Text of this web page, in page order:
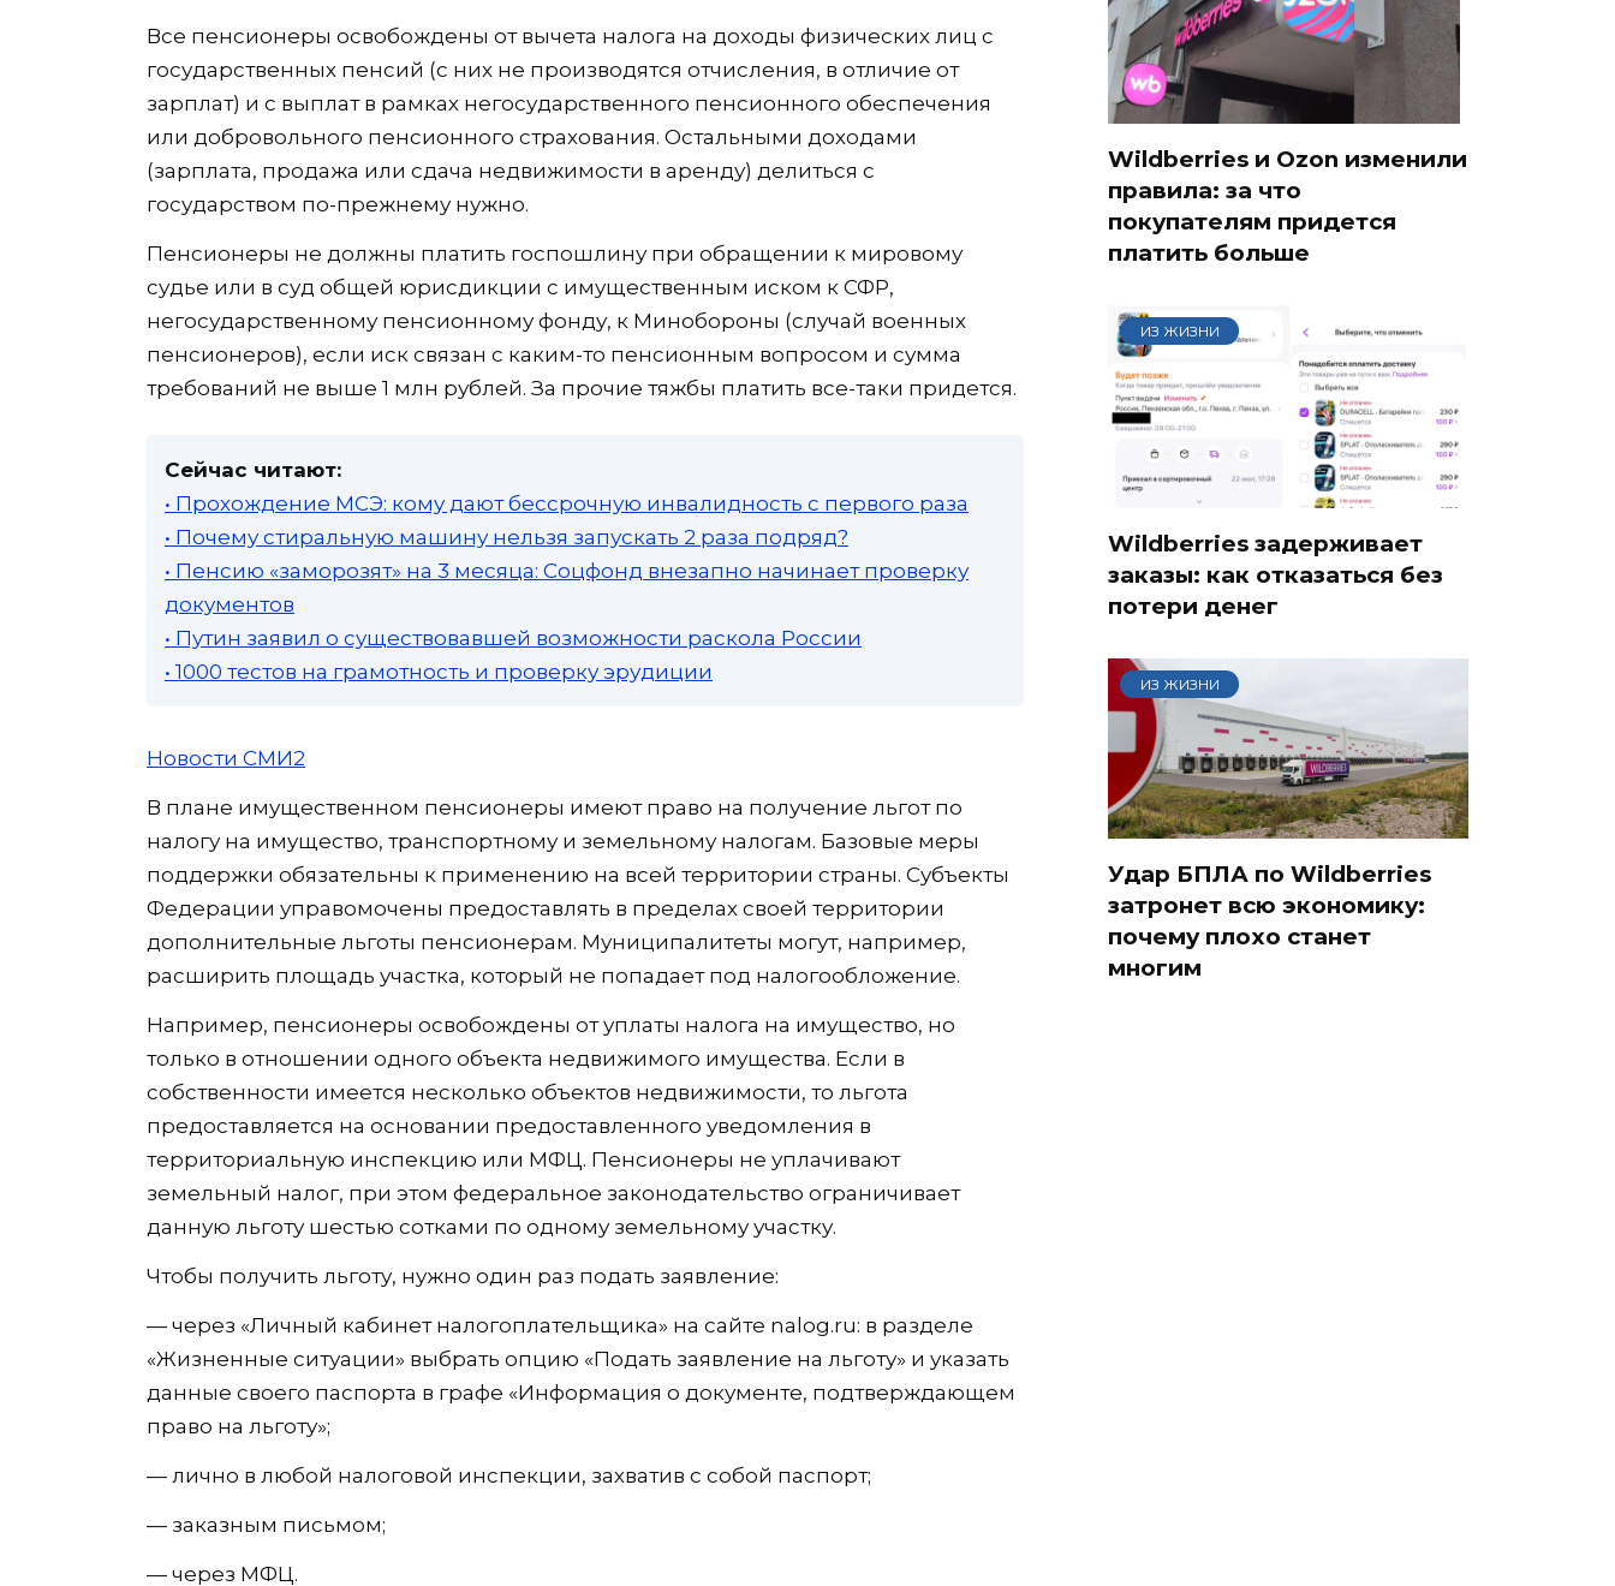
Все пенсионеры освобождены от вычета налога на доходы физических лиц с
государственных пенсий (с них не производятся отчисления, в отличие от
зарплат) и с выплат в рамках негосударственного пенсионного обеспечения
или добровольного пенсионного страхования. Остальными доходами
(зарплата, продажа или сдача недвижимости в аренду) делиться с
государством по-прежнему нужно.
Пенсионеры не должны платить госпошлину при обращении к мировому
судье или в суд общей юрисдикции с имущественным иском к СФР,
негосударственному пенсионному фонду, к Минобороны (случай военных
пенсионеров), если иск связан с каким-то пенсионным вопросом и сумма
требований не выше 1 млн рублей. За прочие тяжбы платить все-таки придется.
Сейчас читают:
• Прохождение МСЭ: кому дают бессрочную инвалидность с первого раза
• Почему стиральную машину нельзя запускать 2 раза подряд?
• Пенсию «заморозят» на 3 месяца: Соцфонд внезапно начинает проверку
документов
• Путин заявил о существовавшей возможности раскола России
• 1000 тестов на грамотность и проверку эрудиции
Новости СМИ2
В плане имущественном пенсионеры имеют право на получение льгот по
налогу на имущество, транспортному и земельному налогам. Базовые меры
поддержки обязательны к применению на всей территории страны. Субъекты
Федерации управомочены предоставлять в пределах своей территории
дополнительные льготы пенсионерам. Муниципалитеты могут, например,
расширить площадь участка, который не попадает под налогообложение.
Например, пенсионеры освобождены от уплаты налога на имущество, но
только в отношении одного объекта недвижимого имущества. Если в
собственности имеется несколько объектов недвижимости, то льгота
предоставляется на основании предоставленного уведомления в
территориальную инспекцию или МФЦ. Пенсионеры не уплачивают
земельный налог, при этом федеральное законодательство ограничивает
данную льготу шестью сотками по одному земельному участку.
Чтобы получить льготу, нужно один раз подать заявление:
— через «Личный кабинет налогоплательщика» на сайте nalog.ru: в разделе
«Жизненные ситуации» выбрать опцию «Подать заявление на льготу» и указать
данные своего паспорта в графе «Информация о документе, подтверждающем
право на льготу»;
— лично в любой налоговой инспекции, захватив с собой паспорт;
— заказным письмом;
— через МФЦ.
Wildberries и Ozon изменили
правила: за что
покупателям придется
платить больше
ИЗ ЖИЗНИ
Wildberries задерживает
заказы: как отказаться без
потери денег
ИЗ ЖИЗНИ
Удар БПЛА по Wildberries
затронет всю экономику:
почему плохо станет
многим